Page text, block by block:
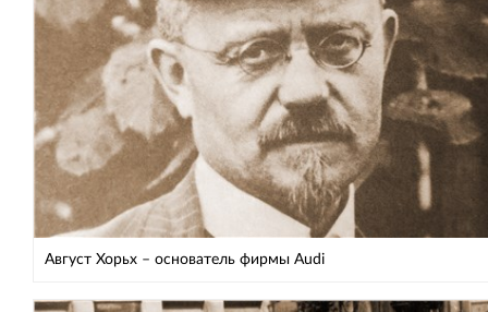
Август Хорьх – основатель фирмы Audi